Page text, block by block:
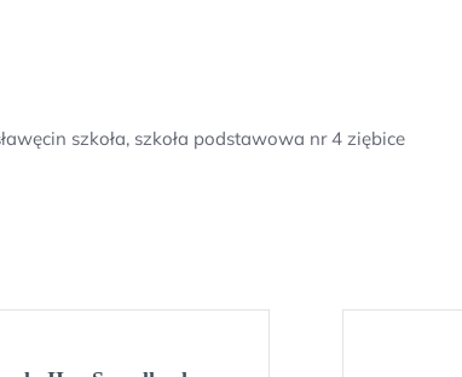
szkoła, szkoła podstawowa nr 4 ziębice